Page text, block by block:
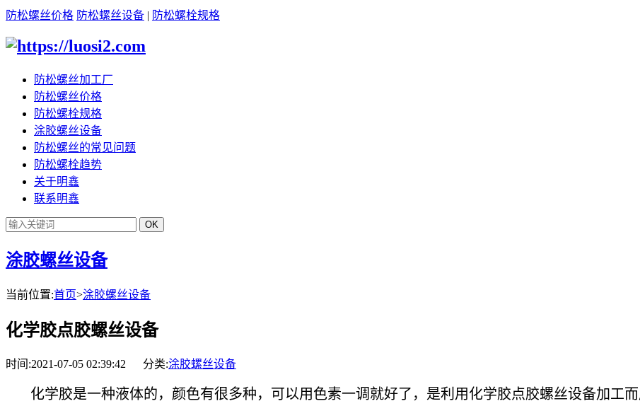
防松螺丝价格 防松螺丝设备 | 防松螺栓规格
防松螺丝加工厂
防松螺丝价格
防松螺栓规格
涂胶螺丝设备
防松螺丝的常见问题
防松螺栓趋势
关于明鑫
联系明鑫
涂胶螺丝设备
当前位置:首页>涂胶螺丝设备
化学胶点胶螺丝设备
时间:2021-07-05 02:39:42 分类:涂胶螺丝设备
化学胶是一种液体的，颜色有很多种，可以用色素一调就好了，是利用化学胶点胶螺丝设备加工